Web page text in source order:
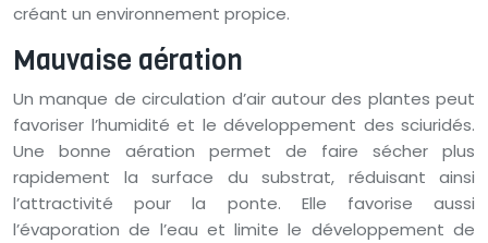
créant un environnement propice.
Mauvaise aération
Un manque de circulation d’air autour des plantes peut
favoriser l’humidité et le développement des sciuridés.
Une bonne aération permet de faire sécher plus
rapidement la surface du substrat, réduisant ainsi
l’attractivité pour la ponte. Elle favorise aussi
l’évaporation de l’eau et limite le développement de